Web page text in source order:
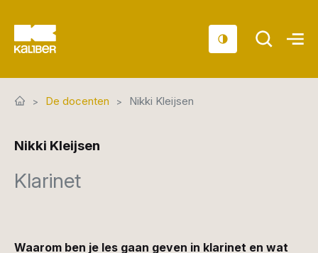
Sociaal domein
Over ons
De docenten Nikki Kleijsen
Nikki Kleijsen
Klarinet
Waarom ben je les gaan geven in klarinet en wat